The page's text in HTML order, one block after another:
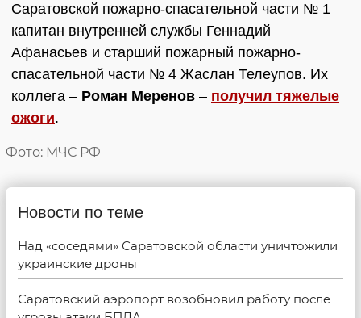
Саратовской пожарно-спасательной части № 1
капитан внутренней службы Геннадий
Афанасьев и старший пожарный пожарно-
спасательной части № 4 Жаслан Телеупов. Их
коллега – Роман Меренов – получил тяжелые
ожоги.
Фото: МЧС РФ
Новости по теме
Над «соседями» Саратовской области уничтожили
украинские дроны
Саратовский аэропорт возобновил работу после